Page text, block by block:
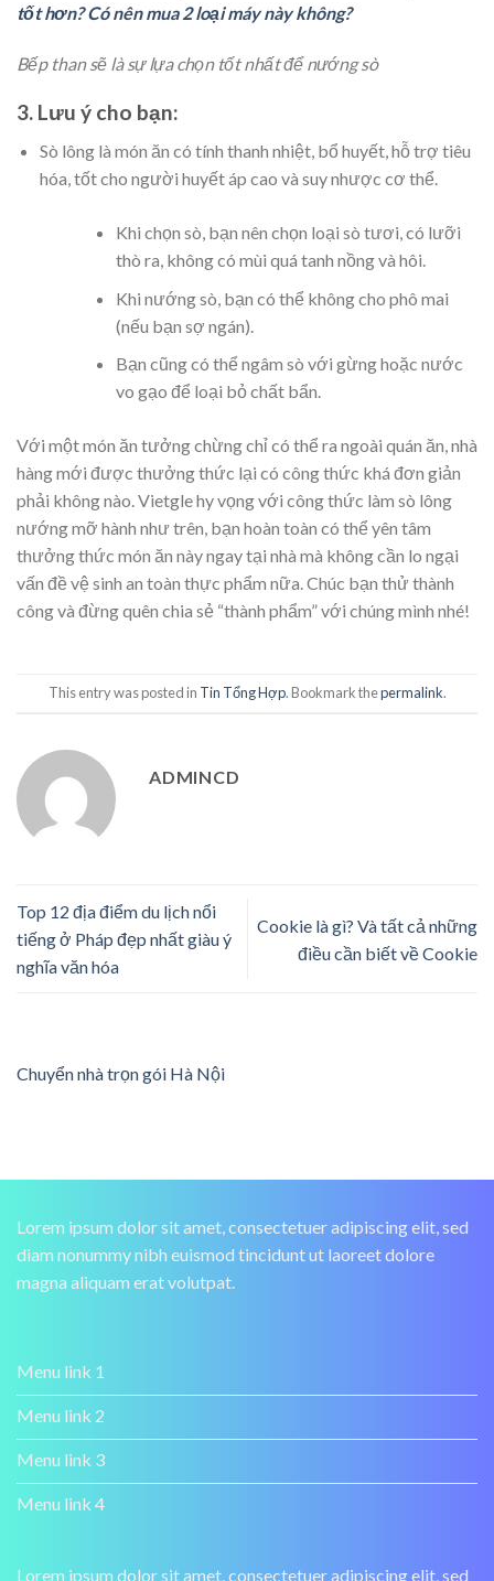
tốt hơn? Có nên mua 2 loại máy này không?
Bếp than sẽ là sự lựa chọn tốt nhất để nướng sò
3. Lưu ý cho bạn:
Sò lông là món ăn có tính thanh nhiệt, bổ huyết, hỗ trợ tiêu
hóa, tốt cho người huyết áp cao và suy nhược cơ thể.
Khi chọn sò, bạn nên chọn loại sò tươi, có lưỡi
thò ra, không có mùi quá tanh nồng và hôi.
Khi nướng sò, bạn có thể không cho phô mai
(nếu bạn sợ ngán).
Bạn cũng có thể ngâm sò với gừng hoặc nước
vo gạo để loại bỏ chất bẩn.
Với một món ăn tưởng chừng chỉ có thể ra ngoài quán ăn, nhà
hàng mới được thưởng thức lại có công thức khá đơn giản
phải không nào. Vietgle hy vọng với công thức làm sò lông
nướng mỡ hành như trên, bạn hoàn toàn có thể yên tâm
thưởng thức món ăn này ngay tại nhà mà không cần lo ngại
vấn đề vệ sinh an toàn thực phẩm nữa. Chúc bạn thử thành
công và đừng quên chia sẻ “thành phẩm” với chúng mình nhé!
This entry was posted in Tin Tổng Hợp. Bookmark thepermalink.
ADMINCD
Top 12 địa điểm du lịch nổi
tiếng ở Pháp đẹp nhất giàu ý
nghĩa văn hóa
Cookie là gì? Và tất cả những
điều cần biết về Cookie
Chuyển nhà trọn gói Hà Nội
Lorem ipsum dolor sit amet, consectetuer adipiscing elit, sed
diam nonummy nibh euismod tincidunt ut laoreet dolore
magna aliquam erat volutpat.
Menu link 1
Menu link 2
Menu link 3
Menu link 4
Lorem ipsum dolor sit amet, consectetuer adipiscing elit, sed